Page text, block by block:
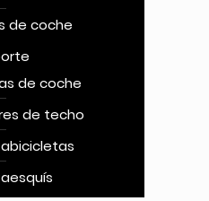
de coche
de coche
de techo